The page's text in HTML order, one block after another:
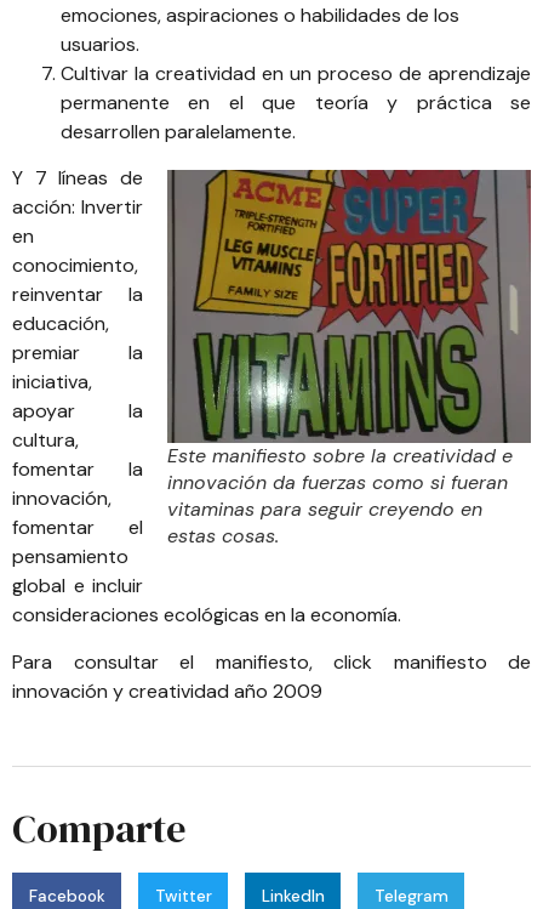
emociones, aspiraciones o habilidades de los
usuarios.
Cultivar la creatividad en un proceso de aprendizaje
permanente en el que teoría y práctica se
desarrollen paralelamente.
Este manifiesto sobre la creatividad e
innovación da fuerzas como si fueran
vitaminas para seguir creyendo en
estas cosas.
Y 7 líneas de
acción: Invertir
en
conocimiento,
reinventar la
educación,
premiar la
iniciativa,
apoyar la
cultura,
fomentar la
innovación,
fomentar el
pensamiento
global e incluir
consideraciones ecológicas en la economía.
Para consultar el manifiesto, click manifiesto de
innovación y creatividad año 2009
Comparte
Facebook Twitter LinkedIn Telegram